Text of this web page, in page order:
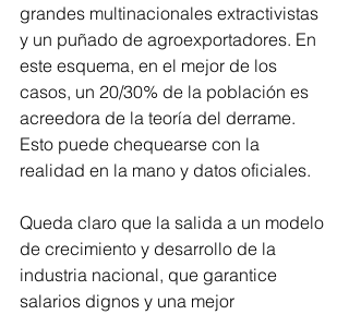
grandes multinacionales extractivistas
y un puñado de agroexportadores. En
este esquema, en el mejor de los
casos, un 20/30% de la población es
acreedora de la teoría del derrame.
Esto puede chequearse con la
realidad en la mano y datos oficiales.
Queda claro que la salida a un modelo
de crecimiento y desarrollo de la
industria nacional, que garantice
salarios dignos y una mejor